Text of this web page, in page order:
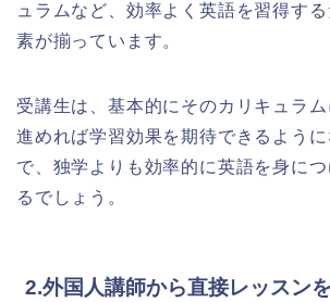
ュラムなど、効率よく英語を習得す
素が揃っています。
受講生は、基本的にそのカリキュラ
進めれば学習効果を期待できるよう
で、独学よりも効率的に英語を身につ
るでしょう。
2.外国人講師から直接レッスン